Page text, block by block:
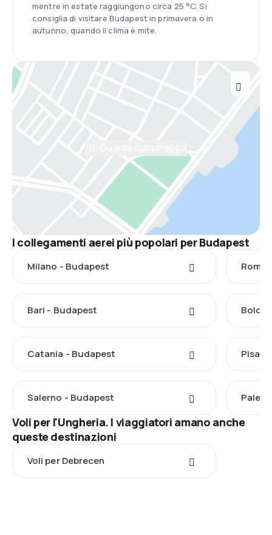
mentre in estate raggiungono circa 25 °C. Si
consiglia di visitare Budapest in primavera o in
autunno, quando il clima è mite.
I collegamenti aerei più popolari per Budapest
Milano - Budapest Roma
Bari - Budapest
Catania - Budapest Pisa -
Salerno - Budapest
Voli per l'Ungheria. I viaggiatori amano anche
queste destinazioni
Voli per Debrecen